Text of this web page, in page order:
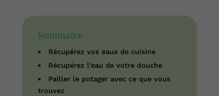
Sommaire
Récupérez vos eaux de cuisine
Récupérez l’eau de votre douche
Pailler le potager avec ce que vous
trouvez